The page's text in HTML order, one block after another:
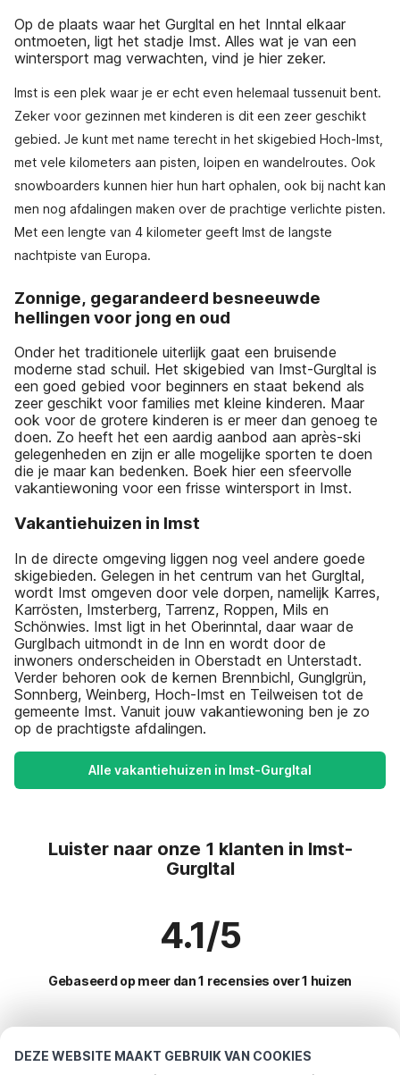
DEZE WEBSITE MAAKT GEBRUIK VAN COOKIES
Op de plaats waar het Gurgltal en het Inntal elkaar
ontmoeten, ligt het stadje Imst. Alles wat je van een
wintersport mag verwachten, vind je hier zeker.
Imst is een plek waar je er echt even helemaal tussenuit bent.
Zeker voor gezinnen met kinderen is dit een zeer geschikt
gebied. Je kunt met name terecht in het skigebied Hoch-Imst,
met vele kilometers aan pisten, loipen en wandelroutes. Ook
snowboarders kunnen hier hun hart ophalen, ook bij nacht kan
men nog afdalingen maken over de prachtige verlichte pisten.
Met een lengte van 4 kilometer geeft Imst de langste
nachtpiste van Europa.
Zonnige, gegarandeerd besneeuwde
hellingen voor jong en oud
Onder het traditionele uiterlijk gaat een bruisende
moderne stad schuil. Het skigebied van Imst-Gurgltal is
een goed gebied voor beginners en staat bekend als
zeer geschikt voor families met kleine kinderen. Maar
ook voor de grotere kinderen is er meer dan genoeg te
doen. Zo heeft het een aardig aanbod aan après-ski
gelegenheden en zijn er alle mogelijke sporten te doen
die je maar kan bedenken. Boek hier een sfeervolle
vakantiewoning voor een frisse wintersport in Imst.
Vakantiehuizen in Imst
In de directe omgeving liggen nog veel andere goede
skigebieden. Gelegen in het centrum van het Gurgltal,
wordt Imst omgeven door vele dorpen, namelijk Karres,
Karrösten, Imsterberg, Tarrenz, Roppen, Mils en
Schönwies. Imst ligt in het Oberinntal, daar waar de
Gurglbach uitmondt in de Inn en wordt door de
inwoners onderscheiden in Oberstadt en Unterstadt.
Verder behoren ook de kernen Brennbichl, Gunglgrün,
Sonnberg, Weinberg, Hoch-Imst en Teilweisen tot de
gemeente Imst. Vanuit jouw vakantiewoning ben je zo
op de prachtigste afdalingen.
Alle vakantiehuizen in Imst-Gurgltal
Luister naar onze 1 klanten in Imst-
Gurgltal
4.1/5
Gebaseerd op meer dan 1 recensies over 1 huizen
Meest populaire bestemmingen voor